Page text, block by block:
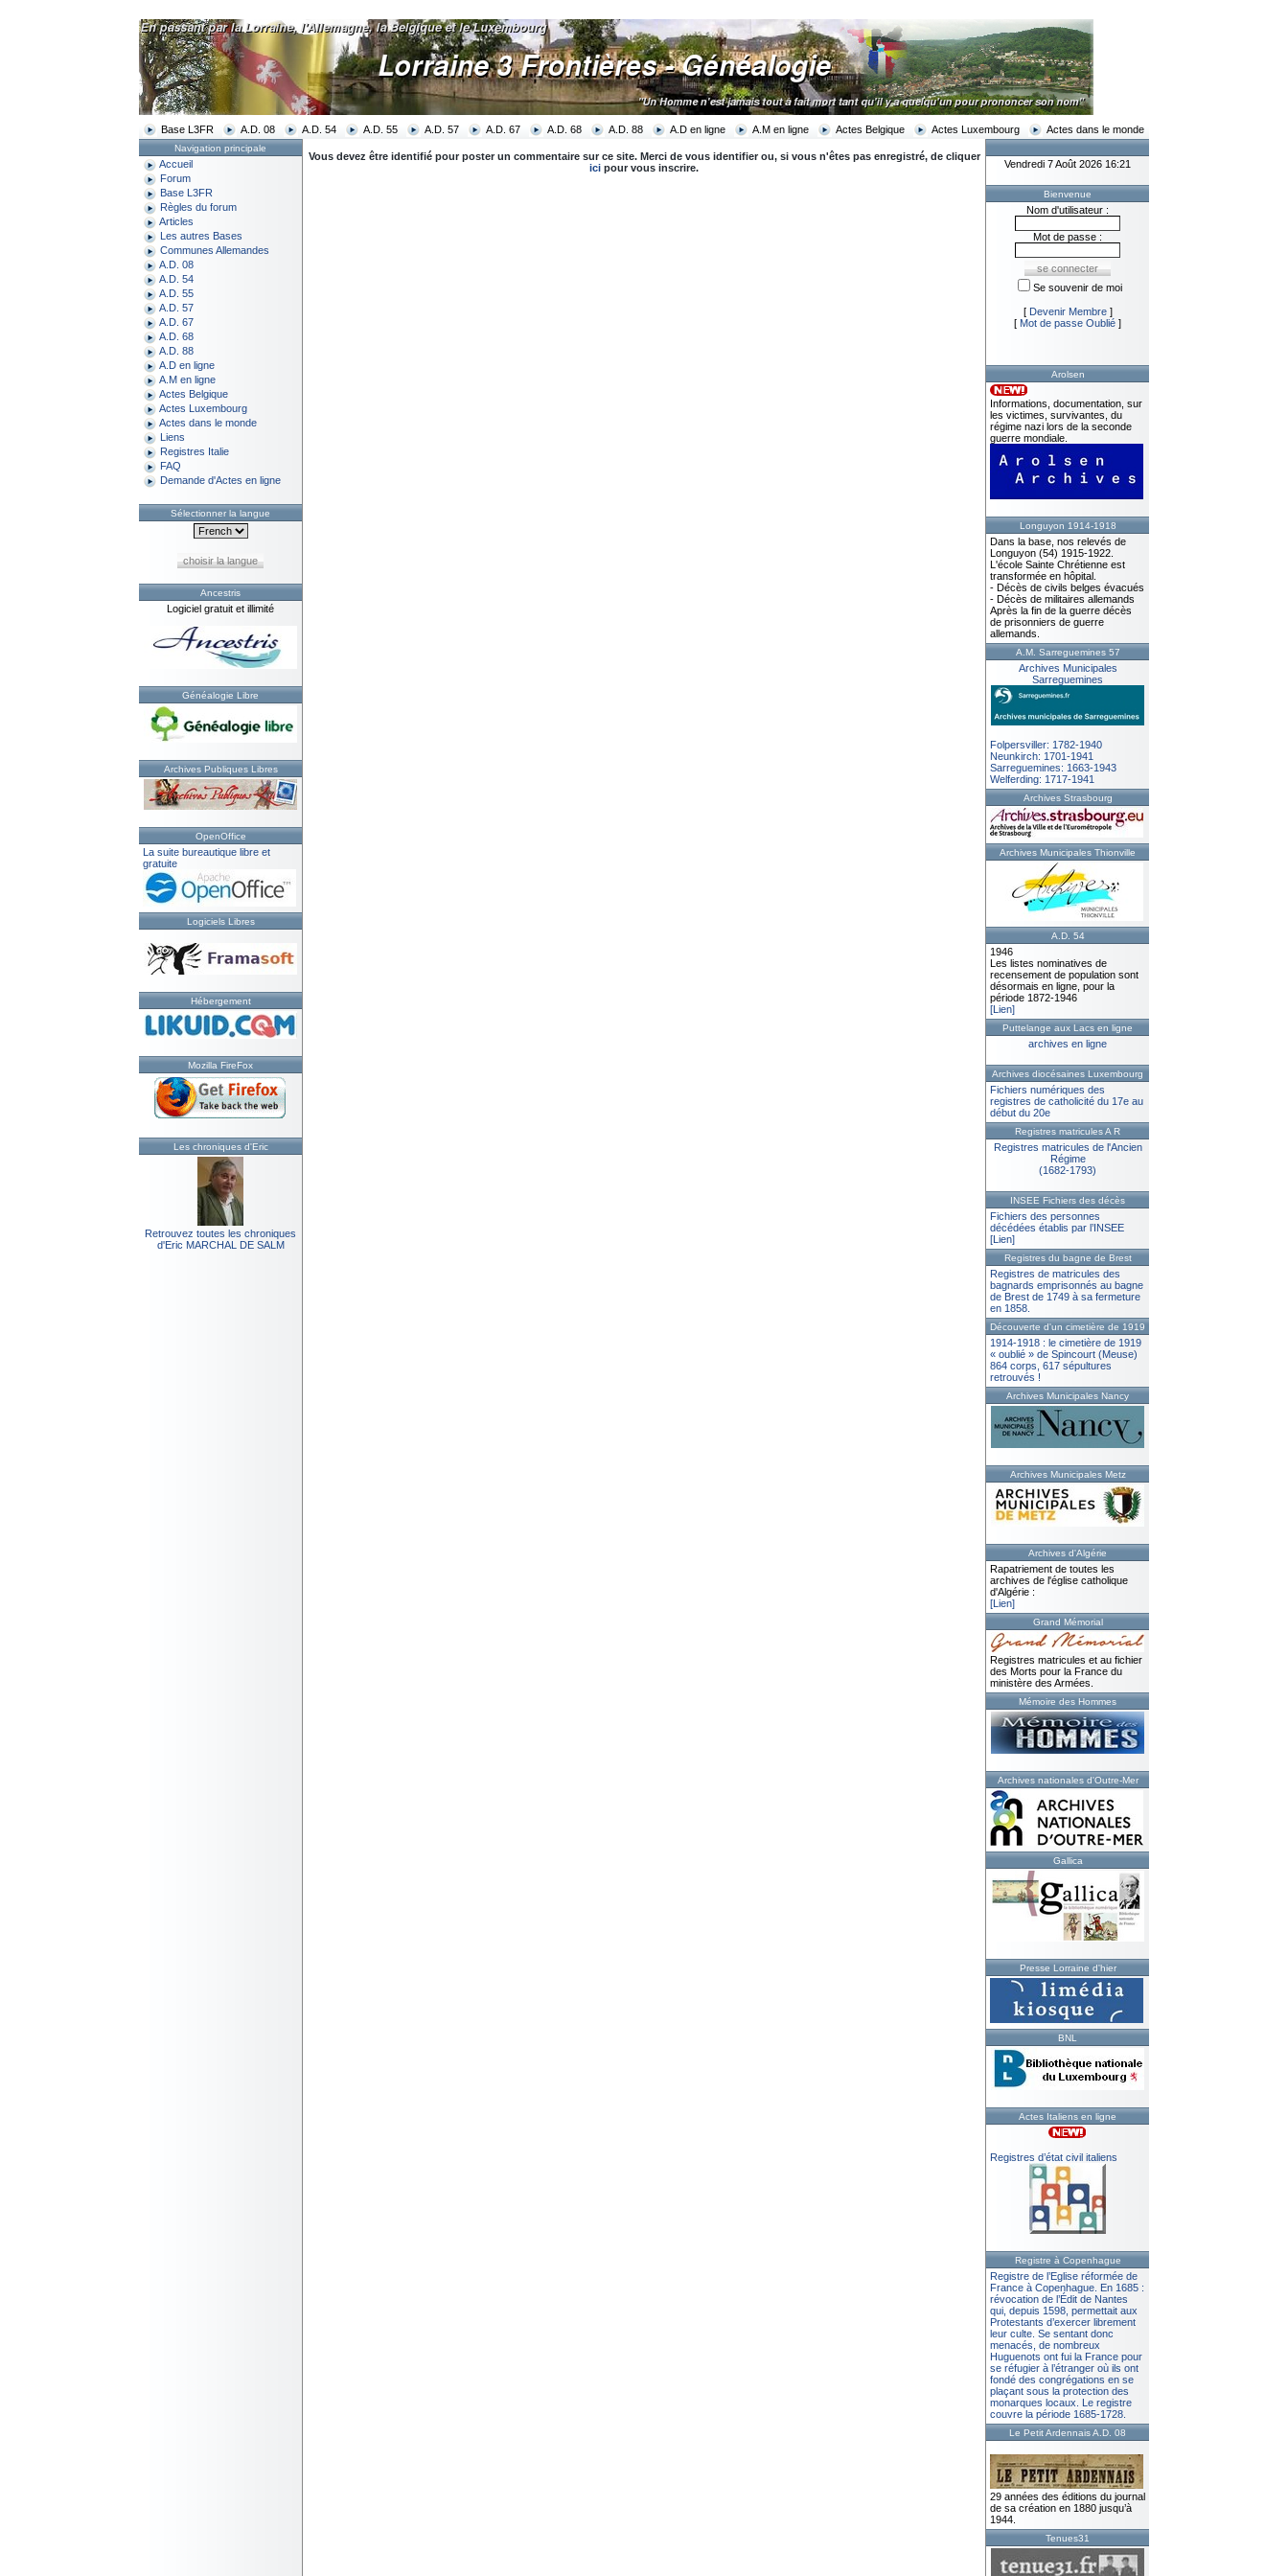
Base L3FR A.D. 08 A.D. 54 A.D. 55 A.D. 57 A.D. 67 A.D. 68 A.D. 88 A.D en ligne A.M en ligne Actes Belgique Actes Luxembourg Actes dans le monde
Navigation principale
Accueil
Forum
Base L3FR
Règles du forum
Articles
Les autres Bases
Communes Allemandes
A.D. 08
A.D. 54
A.D. 55
A.D. 57
A.D. 67
A.D. 68
A.D. 88
A.D en ligne
A.M en ligne
Actes Belgique
Actes Luxembourg
Actes dans le monde
Liens
Registres Italie
FAQ
Demande d'Actes en ligne
Sélectionner la langue
choisir la langue
Ancestris
Logiciel gratuit et illimité
Généalogie Libre
Archives Publiques Libres
OpenOffice
La suite bureautique libre et
gratuite
Logiciels Libres
Hébergement
Mozilla FireFox
Les chroniques d'Eric
Retrouvez toutes les chroniques
d'Eric MARCHAL DE SALM
Vous devez être identifié pour poster un commentaire sur ce site. Merci de vous identifier ou, si vous n'êtes pas enregistré, de cliquer
ici pour vous inscrire. Vendredi 7 Août 2026 16:21
Bienvenue
Nom d'utilisateur :
Mot de passe :
Se souvenir de moi
[ Devenir Membre]
[ Mot de passe Oublié ]
Arolsen
Informations, documentation, sur
les victimes, survivantes, du
régime nazi lors de la seconde
guerre mondiale.
Longuyon 1914-1918
Dans la base, nos relevés de
Longuyon (54) 1915-1922.
L'école Sainte Chrétienne est
transformée en hôpital.
- Décès de civils belges évacués
- Décès de militaires allemands
Après la fin de la guerre décès
de prisonniers de guerre
allemands.
A.M. Sarreguemines 57
Archives Municipales
Sarreguemines
Folpersviller: 1782-1940
Neunkirch: 1701-1941
Sarreguemines: 1663-1943
Welferding: 1717-1941
Archives Strasbourg
Archives Municipales Thionville
A.D. 54
1946
Les listes nominatives de
recensement de population sont
désormais en ligne, pour la
période 1872-1946
[Lien]
Puttelange aux Lacs en ligne
archives en ligne
Archives diocésaines Luxembourg
Fichiers numériques des
registres de catholicité du 17e au
début du 20e
Registres matricules A R
Registres matricules de l'Ancien
Régime
(1682-1793)
INSEE Fichiers des décès
Fichiers des personnes
décédées établis par l’INSEE
[Lien]
Registres du bagne de Brest
Registres de matricules des
bagnards emprisonnés au bagne
de Brest de 1749 à sa fermeture
en 1858.
Découverte d'un cimetière de 1919
1914-1918 : le cimetière de 1919
« oublié » de Spincourt (Meuse)
864 corps, 617 sépultures
retrouvés !
Archives Municipales Nancy
Archives Municipales Metz
Archives d'Algérie
Rapatriement de toutes les
archives de l'église catholique
d'Algérie :
[Lien]
Grand Mémorial
Registres matricules et au fichier
des Morts pour la France du
ministère des Armées.
Mémoire des Hommes
Archives nationales d'Outre-Mer
Gallica
Presse Lorraine d'hier
BNL
Actes Italiens en ligne
Registres d’état civil italiens
Registre à Copenhague
Registre de l’Eglise réformée de
France à Copenhague. En 1685 :
révocation de l’Édit de Nantes
qui, depuis 1598, permettait aux
Protestants d’exercer librement
leur culte. Se sentant donc
menacés, de nombreux
Huguenots ont fui la France pour
se réfugier à l’étranger où ils ont
fondé des congrégations en se
plaçant sous la protection des
monarques locaux. Le registre
couvre la période 1685-1728.
Le Petit Ardennais A.D. 08
29 années des éditions du journal
de sa création en 1880 jusqu’à
1944.
Tenues31